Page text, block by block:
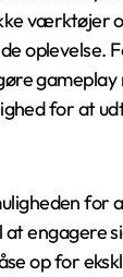
værktøjer
oplevelse.
for at
for
engagere
op for